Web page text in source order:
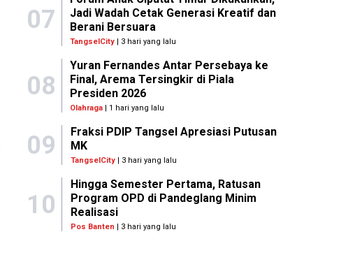
07
Jadi Wadah Cetak Generasi Kreatif dan
Berani Bersuara
TangselCity | 3 hari yang lalu
08
Yuran Fernandes Antar Persebaya ke
Final, Arema Tersingkir di Piala
Presiden 2026
Olahraga | 1 hari yang lalu
09
Fraksi PDIP Tangsel Apresiasi Putusan
MK
TangselCity| 3 hari yang lalu
10
Hingga Semester Pertama, Ratusan
Program OPD di Pandeglang Minim
Realisasi
Pos Banten | 3 hari yang lalu